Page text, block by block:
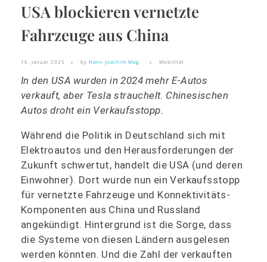
USA blockieren vernetzte
Fahrzeuge aus China
16. Januar 2025 by Hans-Joachim Mag Mobilität
In den USA wurden in 2024 mehr E-Autos
verkauft, aber Tesla strauchelt. Chinesischen
Autos droht ein Verkaufsstopp.
Während die Politik in Deutschland sich mit
Elektroautos und den Herausforderungen der
Zukunft schwertut, handelt die USA (und deren
Einwohner). Dort wurde nun ein Verkaufsstopp
für vernetzte Fahrzeuge und Konnektivitäts-
Komponenten aus China und Russland
angekündigt. Hintergrund ist die Sorge, dass
die Systeme von diesen Ländern ausgelesen
werden könnten. Und die Zahl der verkauften